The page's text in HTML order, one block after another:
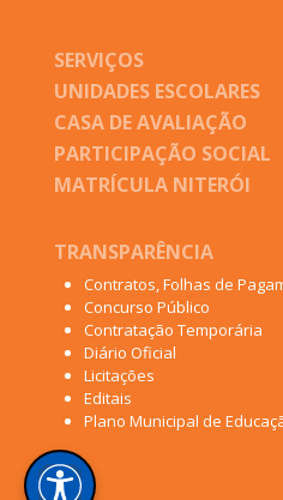
SERVIÇOS
UNIDADES ESCOLARES
CASA DE AVALIAÇÃO
PARTICIPAÇÃO SOCIAL
MATRÍCULA NITERÓI
TRANSPARÊNCIA
Contratos, Folhas de
Concurso Público
Contratação Temporária
Diário Oficial
Licitações
Editais
Plano Municipal de